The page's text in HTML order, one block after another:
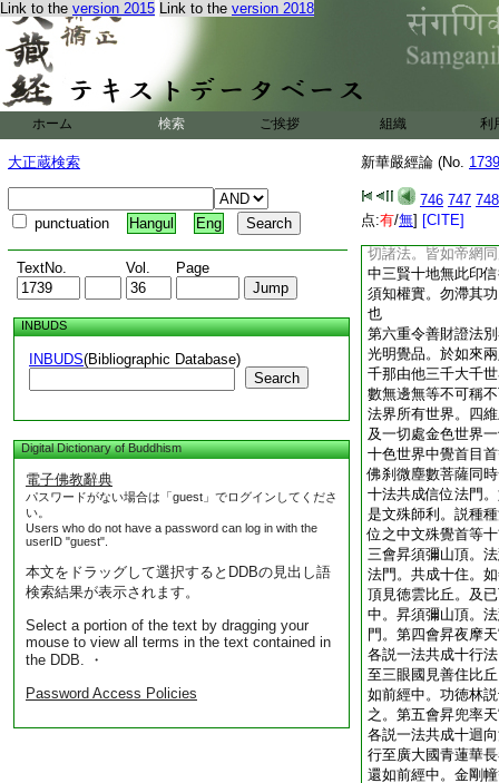
Link to the version 2015 Link to the version 2018
ホーム 検索 ご挨拶 組織 利
大正蔵検索
punctuation Hangul Eng
TextNo. Vol. Page
INBUDS
INBUDS(Bibliographic Database)
Search
Digital Dictionary of Buddhism
電子佛教辭典
パスワードがない場合は「guest」でログインしてくださ
い。
Users who do not have a password can log in with the
userID "guest".
本文をドラッグして選択するとDDBの見出し語
検索結果が表示されます。
Select a portion of the text by dragging your
mouse to view all terms in the text contained in
the DDB. ・
Password Access Policies
新華嚴經論 (No.
746 747 748
点:有/無] [CITE]
隨文釋義方解。略
十地教行印信全別
乘十地無似此華嚴
第。經中五位六位
十首菩薩十住位中
中功徳林等十林菩
當位之内自證本法
本智導利衆生。觀
事佛。當位之内有
十三種加成其印信
總別通徹時劫互融
切諸法。皆如帝網
中三賢十地無此印
須知權實。勿滯其
也
第六重令善財證法
光明覺品。於如來
千那由他三千大千
數無邊無等不可稱
法界所有世界。四
及一切處金色世界
十色世界中覺首目
佛刹微塵數菩薩同
十法共成信位法門
是文殊師利。説種
位之中文殊覺首等
三會昇須彌山頂。
法門。共成十住。
頂見徳雲比丘。及
中。昇須彌山頂。
門。第四會昇夜摩
各説一法共成十行
至三眼國見善住比
如前經中。功徳林
之。第五會昇兜率
各説一法共成十迴
行至廣大國青蓮華
還如前經中。金剛